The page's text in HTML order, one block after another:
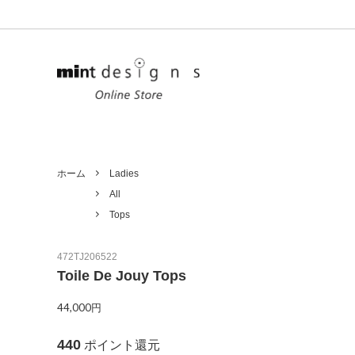
Outer
ホーム
Ladies
All
Tops
472TJ206522
Toile De Jouy Tops
44,000円
440 ポイント還元